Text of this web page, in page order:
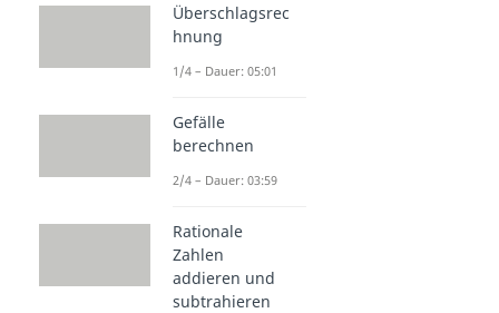
Überschlagsrec
hnung
1/4 – Dauer: 05:01
Gefälle
berechnen
2/4 – Dauer: 03:59
Rationale
Zahlen
addieren und
subtrahieren